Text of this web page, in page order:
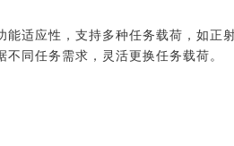
能适应性，支持多种任务载荷，如
同任务需求，灵活更换任务载荷。